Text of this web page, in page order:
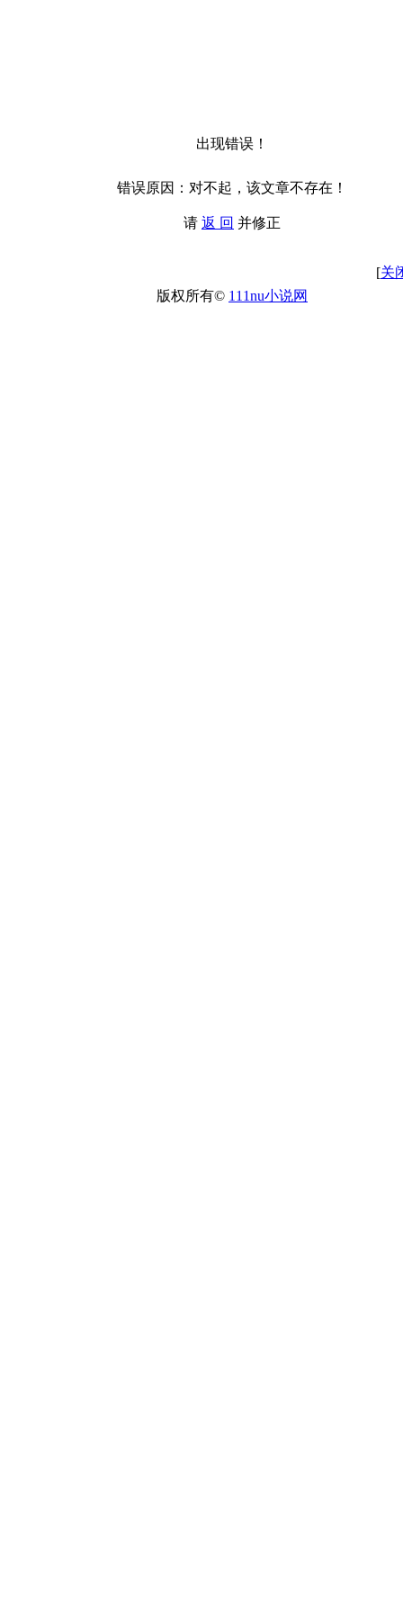
出现错误！
错误原因：对不起，该文章不存在！
请 返 回 并修正
[关
版权所有© 111nu小说网